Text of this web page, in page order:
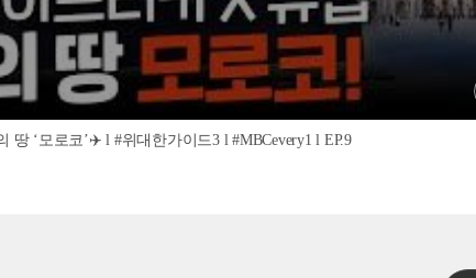
땅 ‘모로코’✈️ l #위대한가이드3 l #MBCevery1 l EP.9